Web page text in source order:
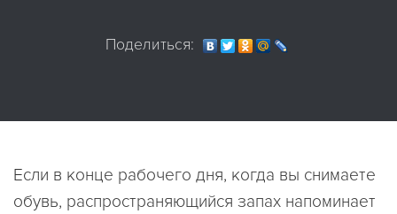
Поделиться:
Если в конце рабочего дня, когда вы снимаете
обувь, распространяющийся запах напоминает